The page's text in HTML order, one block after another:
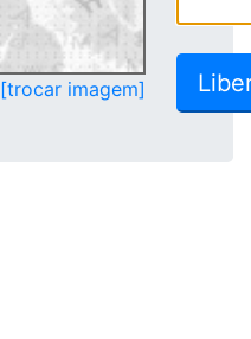
[trocar imagem]